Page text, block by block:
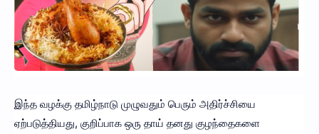
இந்த வழக்கு தமிழ்நாடு முழுவதும் பெரும் அதிர்ச்சியை
ஏற்படுத்தியது, குறிப்பாக ஒரு தாய் தனது குழந்தைகளை